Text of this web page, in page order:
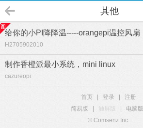
其他
给你的小PI降降温-----orangepi温控风扇
H2705902010
制作香橙派最小系统，mini linux
cazureopi
首页 登录
注册
简易版
触屏版 电脑版
© Comsenz Inc.